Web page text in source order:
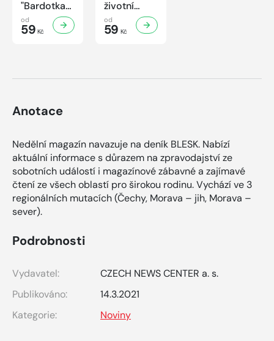
"Bardotka"
Jana
Brejchová
Mezi slávou
od
59 Kč
životní
příběh
sympaťáka
českého
od
59 Kč
Anotace
Nedělní magazín navazuje na deník BLESK. Nabízí
aktuální informace s důrazem na zpravodajství ze
sobotních událostí i magazínové zábavné a zajímavé
čtení ze všech oblastí pro širokou rodinu. Vychází ve 3
regionálních mutacích (Čechy, Morava – jih, Morava –
sever).
Podrobnosti
Vydavatel:
CZECH NEWS CENTER a. s.
Publikováno:
14.3.2021
Kategorie:
Noviny